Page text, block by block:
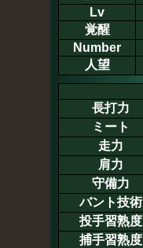
Lv
覚醒
Number
人望
長打力
ミート
走力
肩力
守備力
バント技術
投手習熟度
捕手習熟度